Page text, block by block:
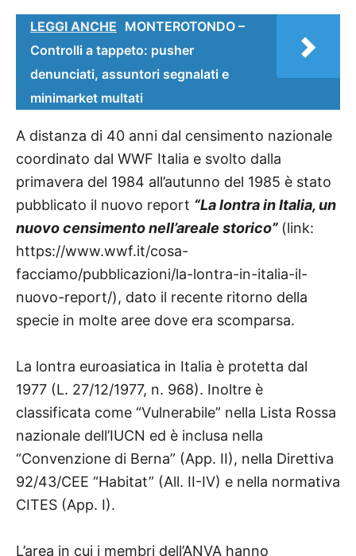
LEGGI ANCHE MONTEROTONDO –
Controlli a tappeto: pusher
denunciati, assuntori segnalati e
minimarket multati
A distanza di 40 anni dal censimento nazionale
coordinato dal WWF Italia e svolto dalla
primavera del 1984 all’autunno del 1985 è stato
pubblicato il nuovo report “La lontra in Italia, un
nuovo censimento nell’areale storico” (link:
https://www.wwf.it/cosa-
facciamo/pubblicazioni/la-lontra-in-italia-il-
nuovo-report/), dato il recente ritorno della
specie in molte aree dove era scomparsa.
La lontra euroasiatica in Italia è protetta dal
1977 (L. 27/12/1977, n. 968). Inoltre è
classificata come “Vulnerabile” nella Lista Rossa
nazionale dell’IUCN ed è inclusa nella
“Convenzione di Berna” (App. II), nella Direttiva
92/43/CEE “Habitat” (All. II-IV) e nella normativa
CITES (App. I).
L’area in cui i membri dell’ANVA hanno